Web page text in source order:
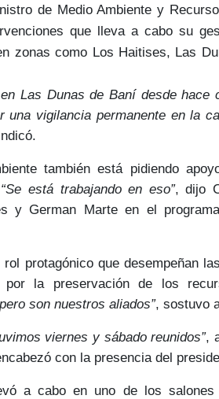
de Medio Ambiente y
que lleva a cabo su
zonas como Los Haitises, Las
Las Dunas de Baní desde
una vigilancia permanente en la
también está pidiendo
“Se está trabajando en eso”, dijo
y German Marte en el
protagónico que desempeñan
por la preservación de los
son nuestros aliados”, sostuvo
viernes y sábado reunidos”,
con la presencia del
a cabo en uno de los salones